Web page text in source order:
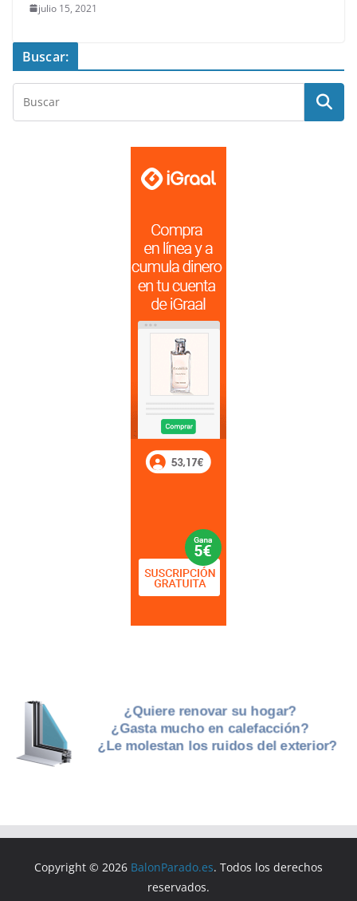
julio 15, 2021
Buscar:
Copyright © 2026 BalonParado.es. Todos los derechos
reservados.